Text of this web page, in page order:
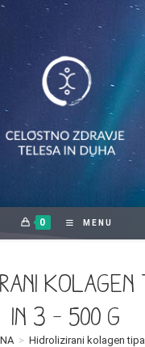
0 MENU
kolagen
in 3 – 500 g
> Hidrolizirani kolagen